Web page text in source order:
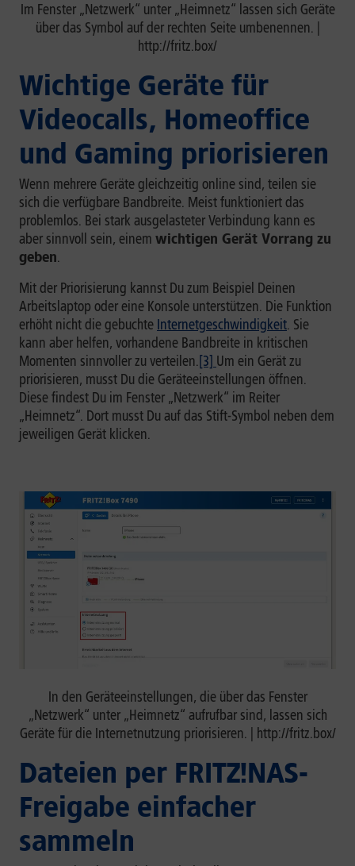
Im Fenster „Netzwerk“ unter „Heimnetz“ lassen sich Geräte
über das Symbol auf der rechten Seite umbenennen. |
http://fritz.box/
Wichtige Geräte für
Videocalls, Homeoffice
und Gaming priorisieren
Wenn mehrere Geräte gleichzeitig online sind, teilen sie
sich die verfügbare Bandbreite. Meist funktioniert das
problemlos. Bei stark ausgelasteter Verbindung kann es
aber sinnvoll sein, einem wichtigen Gerät Vorrang zu
geben.
Mit der Priorisierung kannst Du zum Beispiel Deinen
Arbeitslaptop oder eine Konsole unterstützen. Die Funktion
erhöht nicht die gebuchte Internetgeschwindigkeit. Sie
kann aber helfen, vorhandene Bandbreite in kritischen
Momenten sinnvoller zu verteilen.[3] Um ein Gerät zu
priorisieren, musst Du die Geräteeinstellungen öffnen.
Diese findest Du im Fenster „Netzwerk“ im Reiter
„Heimnetz“. Dort musst Du auf das Stift-Symbol neben dem
jeweiligen Gerät klicken.
In den Geräteeinstellungen, die über das Fenster
„Netzwerk“ unter „Heimnetz“ aufrufbar sind, lassen sich
Geräte für die Internetnutzung priorisieren. | http://fritz.box/
Dateien per FRITZ!NAS-
Freigabe einfacher
sammeln